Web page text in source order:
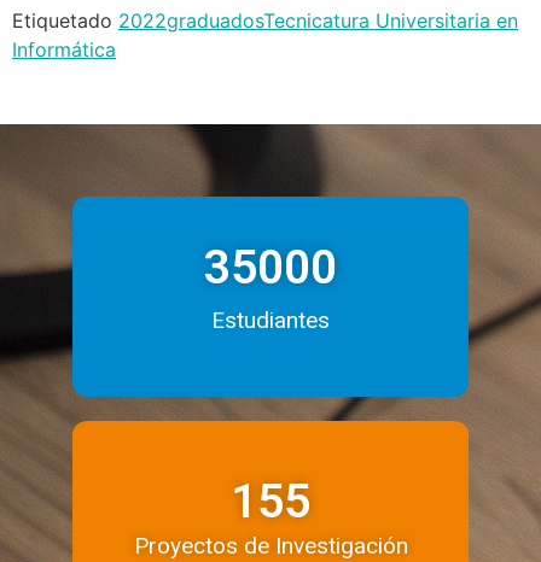
Etiquetado 2022graduadosTecnicatura Universitaria en
Informática
35000
Estudiantes
155
Proyectos de Investigación